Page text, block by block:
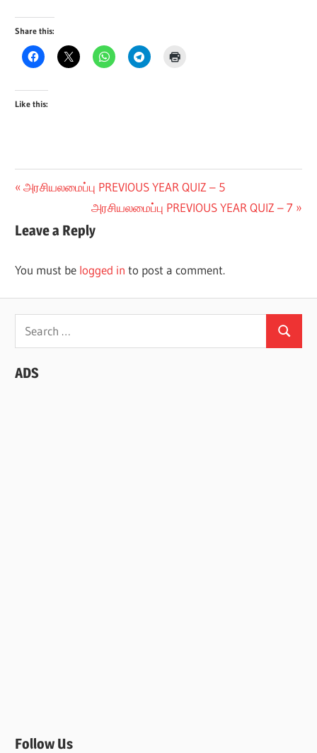
Share this:
Like this:
Post
navigation
Previous
அரசியலமைப்பு PREVIOUS YEAR QUIZ – 5
Next
Post:
அரசியலமைப்பு PREVIOUS YEAR QUIZ – 7
Leave a Reply
You must be logged in to post a comment.
Search
for:
Search
ADS
Follow Us